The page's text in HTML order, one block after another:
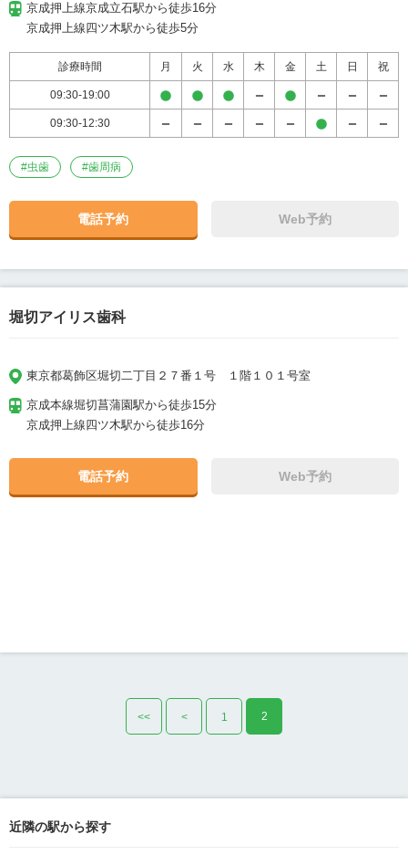
京成押上線京成立石駅から徒歩16分
京成押上線四ツ木駅から徒歩5分
診療時間 月 火 水 木 金 土 日 祝
09:30-19:00
09:30-12:30
#虫歯 #歯周病
電話予約 Web予約
堀切アイリス歯科
東京都葛飾区堀切二丁目２７番１号　１階１０１号室
京成本線堀切菖蒲園駅から徒歩15分
京成押上線四ツ木駅から徒歩16分
電話予約 Web予約
<< < 1 2
近隣の駅から探す